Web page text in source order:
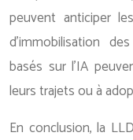
peuvent anticiper
d’immobilisation
basés sur l’IA
leurs trajets ou à
En conclusion, la